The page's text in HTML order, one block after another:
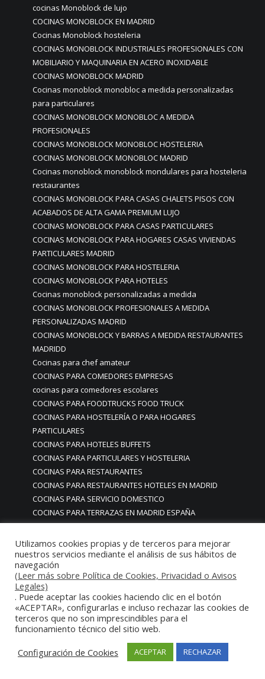
cocinas Monoblock de lujo
COCINAS MONOBLOCK EN MADRID
Cocinas Monoblock hosteleria
COCINAS MONOBLOCK INDUSTRIALES PROFESIONALES CON
MOBILIARIO Y MAQUINARIA EN ACERO INOXIDABLE
COCINAS MONOBLOCK MADRID
Cocinas monoblock monobloc a medida personalizadas
para particulares
COCINAS MONOBLOCK MONOBLOC A MEDIDA
PROFESIONALES
COCINAS MONOBLOCK MONOBLOC HOSTELERIA
COCINAS MONOBLOCK MONOBLOC MADRID
Cocinas monoblock monoblock mondulares para hosteleria
restaurantes
COCINAS MONOBLOCK PARA CASAS CHALETS PISOS CON
ACABADOS DE ALTA GAMA PREMIUM LUJO
COCINAS MONOBLOCK PARA CASAS PARTICULARES
COCINAS MONOBLOCK PARA HOGARES CASAS VIVIENDAS
PARTICULARES MADRID
COCINAS MONOBLOCK PARA HOSTELERIA
COCINAS MONOBLOCK PARA HOTELES
Cocinas monoblock personalizadas a medida
COCINAS MONOBLOCK PROFESIONALES A MEDIDA
PERSONALIZADAS MADRID
COCINAS MONOBLOCK Y BARRAS A MEDIDA RESTAURANTES
MADRIDD
Cocinas para chef amateur
COCINAS PARA COMEDORES EMPRESAS
cocinas para comedores escolares
COCINAS PARA FOODTRUCKS FOOD TRUCK
COCINAS PARA HOSTELERÍA O PARA HOGARES
PARTICULARES
COCINAS PARA HOTELES BUFFETS
COCINAS PARA PARTICULARES Y HOSTELERIA
COCINAS PARA RESTAURANTES
COCINAS PARA RESTAURANTES HOTELES EN MADRID
COCINAS PARA SERVICIO DOMESTICO
COCINAS PARA TERRAZAS EN MADRID ESPAÑA
COCINAS PREMIUM GAMA ALTA EN MADRID
COCINAS PREMIUM LUJO PARA RESTAURANTES
RESTAURACIÓN MADRID
COCINAS PREMIUM MADRID
COCINAS PREMIUM PROFESIONALES MADRID
COCINAS PROFESIONALES
COCINAS PROFESIONALES • MOBILIARIO • ENCIMERAS •
REVESTIMIENTOS • ESTRUCTURAS • ELEMENTOS
DECORATIVOS ACERO INOXIDABLE
COCINAS PROFESIONALES A MEDIDA PERSONALIZADAS PARA
Utilizamos cookies propias y de terceros para mejorar
nuestros servicios mediante el análisis de sus hábitos de
navegación
(Leer más sobre Política de Cookies, Privacidad o Avisos
Legales)
. Puede aceptar las cookies haciendo clic en el botón
«ACEPTAR», configurarlas e incluso rechazar las cookies de
terceros que no son imprescindibles para el
funcionamiento técnico del sitio web.
Configuración de Cookies
ACEPTAR RECHAZAR